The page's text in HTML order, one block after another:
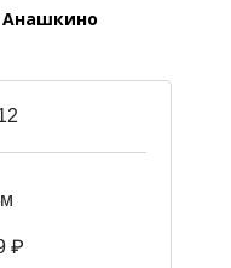
Анашкино
₽